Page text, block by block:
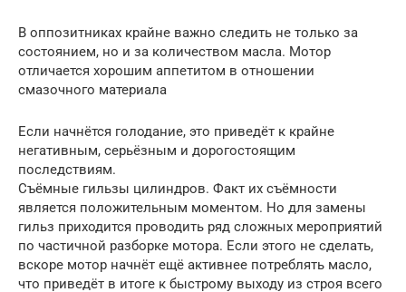
В оппозитниках крайне важно следить не только за
состоянием, но и за количеством масла. Мотор
отличается хорошим аппетитом в отношении
смазочного материала
Если начнётся голодание, это приведёт к крайне
негативным, серьёзным и дорогостоящим
последствиям.
Съёмные гильзы цилиндров. Факт их съёмности
является положительным моментом. Но для замены
гильз приходится проводить ряд сложных мероприятий
по частичной разборке мотора. Если этого не сделать,
вскоре мотор начнёт ещё активнее потреблять масло,
что приведёт в итоге к быстрому выходу из строя всего